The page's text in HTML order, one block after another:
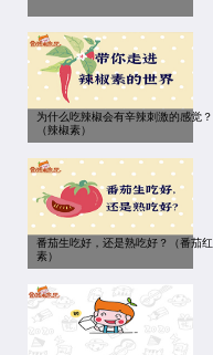
为什么吃辣椒会有辛辣刺激的感觉？
（辣椒素）
番茄生吃好，还是熟吃好？（番茄红
素）